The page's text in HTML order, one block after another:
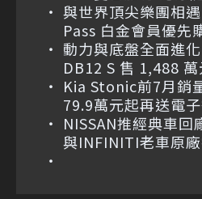
與世界頂尖樂團相
Pass 白金會員優先
動力與底盤全面進
DB12 S 售 1,488
Kia Stonic前7月銷
79.9萬元起再送電
NISSAN推經典車
與INFINITI老車原